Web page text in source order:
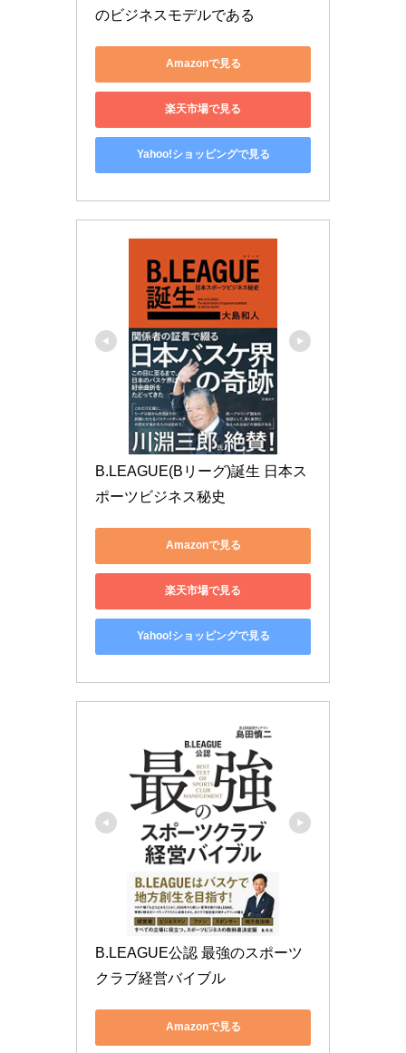
のビジネスモデルである
Amazonで見る
楽天市場で見る
Yahoo!ショッピングで見る
B.LEAGUE(Bリーグ)誕生 日本ス
ポーツビジネス秘史
Amazonで見る
楽天市場で見る
Yahoo!ショッピングで見る
B.LEAGUE公認 最強のスポーツ
クラブ経営バイブル
Amazonで見る